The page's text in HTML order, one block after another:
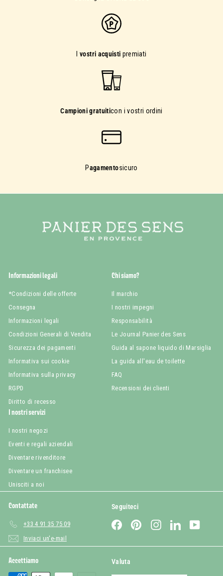
Ivostri acquisti premiati
Campioni gratuiticon i vostri ordini
Pagamentosicuro
Informazioni legali
*Condizioni delle offerte
Consegna
Informazioni legali
Condizioni Generali di Vendita
Sicurezza dei pagamenti
Informativa sui cookie
Informativa sulla privacy
RGPD
Diritto di recesso
Chi siamo?
Il marchio
I nostri impegni
Responsabilità
Le Journal Panier des Sens
Guida al sapone liquido di Marsiglia
La guida all'eau de toilette
FAQ
Recensioni dei clienti
I nostri servizi
I nostri negozi
Eventi e regali aziendali
Diventare rivenditore
Diventare un franchisee
Unisciti a noi
Contattate
+33 4 91 35 75 09
Inviaci un'e-mail
Seguiteci
FacebookPinterestInstagramLinkedIn
Accettiamo Valuta